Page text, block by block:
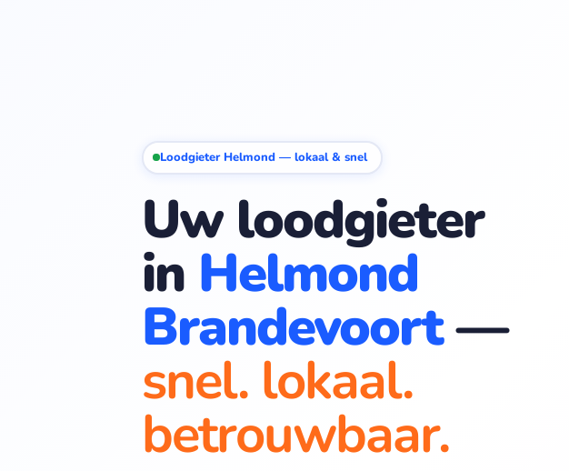
Loodgieter Helmond — lokaal & snel
Uw loodgieter
in Helmond
Brandevoort—
snel. lokaal.
betrouwbaar.